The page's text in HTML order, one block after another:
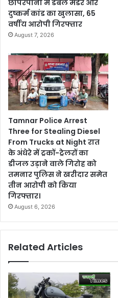
छापरपानी में डबल मर्डर और
दुष्कर्म कांड का खुलासा, 65
वर्षीय आरोपी गिरफ्तार
August 7, 2026
Tamnar Police Arrest
Three for Stealing Diesel
From Trucks at Night रात
के अंधेरे में ट्रकों-ट्रेलरों का
डीजल उड़ाने वाले गिरोह को
तमनार पुलिस ने खरीदार समेत
तीन आरोपी को किया
गिरफ्तार।
August 6, 2026
Related Articles